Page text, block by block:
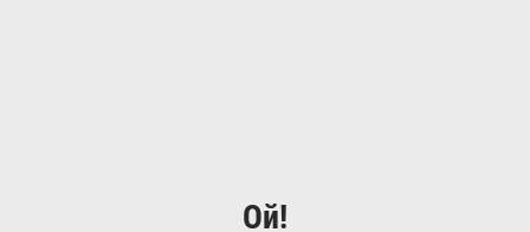
Ой!